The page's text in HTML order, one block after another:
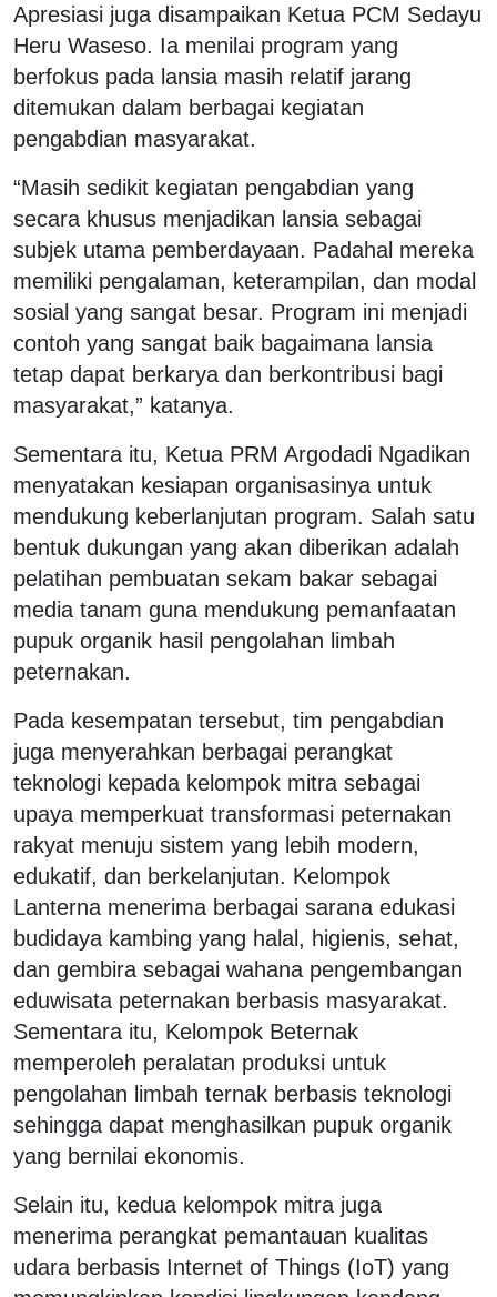
Apresiasi juga disampaikan Ketua PCM Sedayu
Heru Waseso. Ia menilai program yang
berfokus pada lansia masih relatif jarang
ditemukan dalam berbagai kegiatan
pengabdian masyarakat.
“Masih sedikit kegiatan pengabdian yang
secara khusus menjadikan lansia sebagai
subjek utama pemberdayaan. Padahal mereka
memiliki pengalaman, keterampilan, dan modal
sosial yang sangat besar. Program ini menjadi
contoh yang sangat baik bagaimana lansia
tetap dapat berkarya dan berkontribusi bagi
masyarakat,” katanya.
Sementara itu, Ketua PRM Argodadi Ngadikan
menyatakan kesiapan organisasinya untuk
mendukung keberlanjutan program. Salah satu
bentuk dukungan yang akan diberikan adalah
pelatihan pembuatan sekam bakar sebagai
media tanam guna mendukung pemanfaatan
pupuk organik hasil pengolahan limbah
peternakan.
Pada kesempatan tersebut, tim pengabdian
juga menyerahkan berbagai perangkat
teknologi kepada kelompok mitra sebagai
upaya memperkuat transformasi peternakan
rakyat menuju sistem yang lebih modern,
edukatif, dan berkelanjutan. Kelompok
Lanterna menerima berbagai sarana edukasi
budidaya kambing yang halal, higienis, sehat,
dan gembira sebagai wahana pengembangan
eduwisata peternakan berbasis masyarakat.
Sementara itu, Kelompok Beternak
memperoleh peralatan produksi untuk
pengolahan limbah ternak berbasis teknologi
sehingga dapat menghasilkan pupuk organik
yang bernilai ekonomis.
Selain itu, kedua kelompok mitra juga
menerima perangkat pemantauan kualitas
udara berbasis Internet of Things (IoT) yang